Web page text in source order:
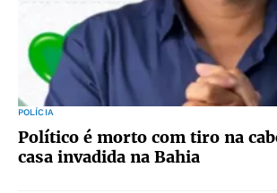
POLÍCIA
Político é morto com tiro na
casa invadida na Bahia